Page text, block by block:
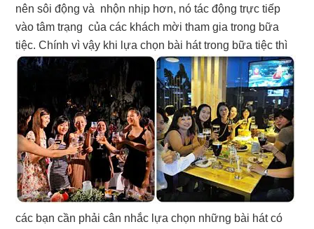
nên sôi động và nhộn nhịp hơn, nó tác động trực tiếp
vào tâm trạng của các khách mời tham gia trong bữa
tiệc.Chính vì vậy khi lựa chọn bài hát trong bữa tiệc thì
các bạn cần phải cân nhắc lựa chọn những bài hát có